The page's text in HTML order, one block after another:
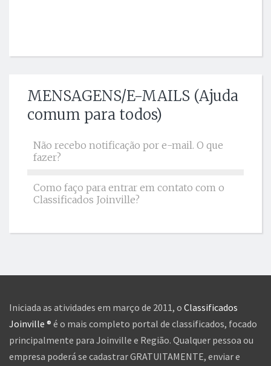
MENSAGENS/E-MAILS (Ajuda
comum para todos)
Não recebo notificação por e-mail. O que
fazer?
Como faço para entrar em contato com o
Classificados Joinville?
Iniciada as atividades em março de 2011, o Classificados
Joinville ® é o mais completo portal de classificados, focado
principalmente para Joinville e Região. Qualquer pessoa ou
empresa poderá se cadastrar GRATUITAMENTE, enviar e